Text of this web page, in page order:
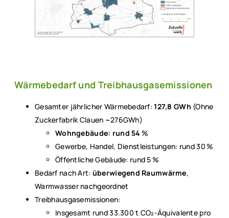
Wärmebedarf und Treibhausgasemissionen
Gesamter jährlicher Wärmebedarf:127,8 GWh (Ohne
Zuckerfabrik Clauen ~276GWh)
Wohngebäude: rund 54 %
Gewerbe, Handel, Dienstleistungen: rund 30 %
Öffentliche Gebäude: rund 5 %
Bedarf nach Art: überwiegend Raumwärme,
Warmwasser nachgeordnet
Treibhausgasemissionen:
Insgesamt rund 33.300 t CO₂‑Äquivalente pro